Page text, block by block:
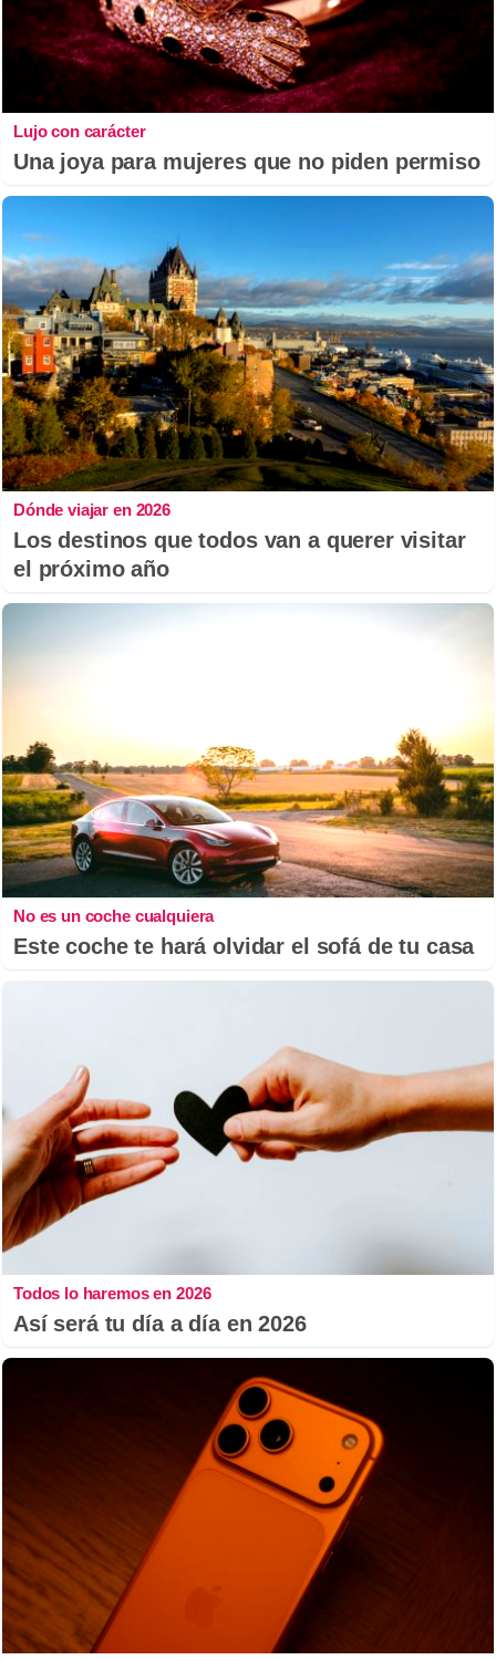
Lujo con carácter
Una joya para mujeres que no piden permiso
Dónde viajar en 2026
Los destinos que todos van a querer visitar
el próximo año
No es un coche cualquiera
Este coche te hará olvidar el sofá de tu casa
Todos lo haremos en 2026
Así será tu día a día en 2026